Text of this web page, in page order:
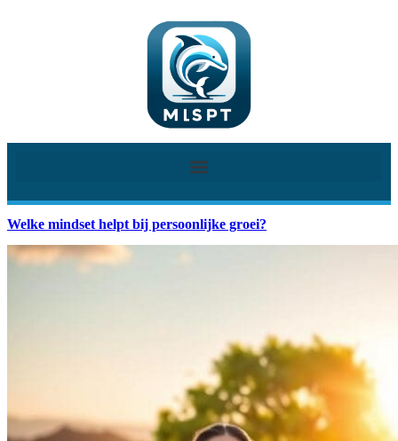
Welke mindset helpt bij persoonlijke groei?